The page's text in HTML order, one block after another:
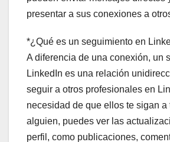
presentar a sus conexiones a
*¿Qué es un seguimiento en
A diferencia de una conexión, un
LinkedIn es una relación
seguir a otros profesionales en
necesidad de que ellos te sigan a
alguien, puedes ver las
perfil, como publicaciones,